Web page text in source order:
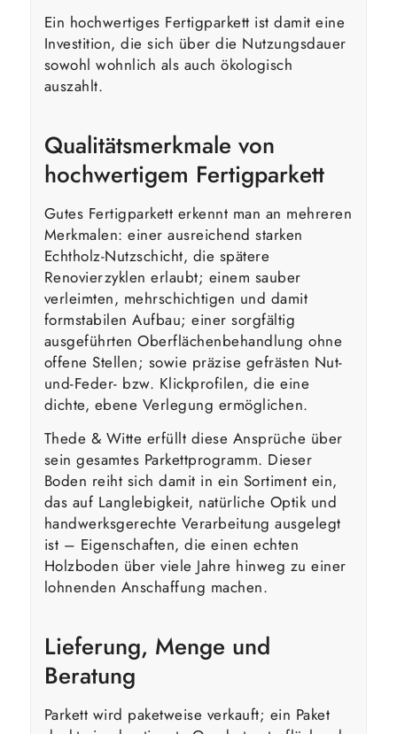
Ein hochwertiges Fertigparkett ist damit eine
Investition, die sich über die Nutzungsdauer
sowohl wohnlich als auch ökologisch
auszahlt.
Qualitätsmerkmale von
hochwertigem Fertigparkett
Gutes Fertigparkett erkennt man an mehreren
Merkmalen: einer ausreichend starken
Echtholz-Nutzschicht, die spätere
Renovierzyklen erlaubt; einem sauber
verleimten, mehrschichtigen und damit
formstabilen Aufbau; einer sorgfältig
ausgeführten Oberflächenbehandlung ohne
offene Stellen; sowie präzise gefrästen Nut-
und-Feder- bzw. Klickprofilen, die eine
dichte, ebene Verlegung ermöglichen.
Thede & Witte erfüllt diese Ansprüche über
sein gesamtes Parkettprogramm. Dieser
Boden reiht sich damit in ein Sortiment ein,
das auf Langlebigkeit, natürliche Optik und
handwerksgerechte Verarbeitung ausgelegt
ist – Eigenschaften, die einen echten
Holzboden über viele Jahre hinweg zu einer
lohnenden Anschaffung machen.
Lieferung, Menge und
Beratung
Parkett wird paketweise verkauft; ein Paket